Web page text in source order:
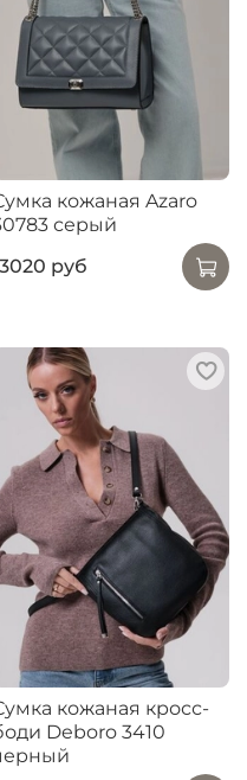
кожаная Azaro
серый
руб
кожаная кросс-
Deboro 3410